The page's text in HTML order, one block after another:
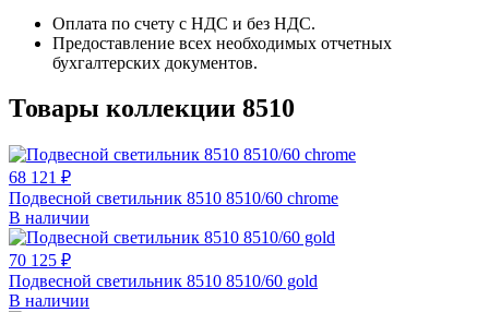
Оплата по счету с НДС и без НДС.
Предоставление всех необходимых отчетных
бухгалтерских документов.
Товары коллекции 8510
68 121 ₽
Подвесной светильник 8510 8510/60 chrome
В наличии
70 125 ₽
Подвесной светильник 8510 8510/60 gold
В наличии